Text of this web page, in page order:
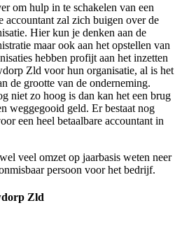
om hulp in te schakelen van een
accountant zal zich buigen over de
Hier kun je denken aan de
maar ook aan het opstellen van
hebben profijt aan het inzetten
Zld voor hun organisatie, al is het
de grootte van de onderneming.
niet zo hoog is dan kan het een brug
weggegooid geld. Er bestaat nog
een heel betaalbare accountant in
veel omzet op jaarbasis weten neer
persoon voor het bedrijf.
Zld